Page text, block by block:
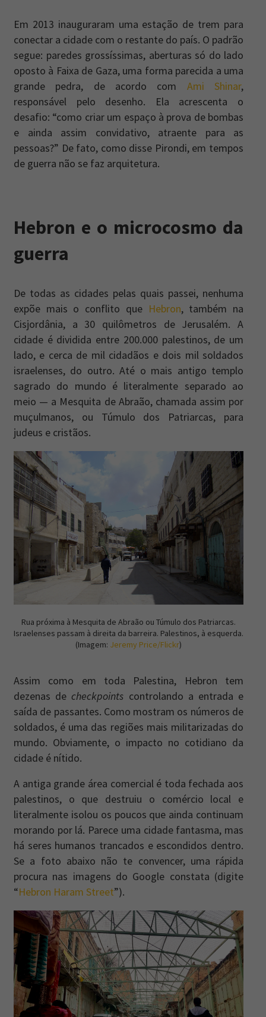
Em 2013 inauguraram uma estação de trem para
conectar a cidade com o restante do país. O padrão
segue: paredes grossíssimas, aberturas só do lado
oposto à Faixa de Gaza, uma forma parecida a uma
grande pedra, de acordo com Ami Shinar,
responsável pelo desenho. Ela acrescenta o
desafio: “como criar um espaço à prova de bombas
e ainda assim convidativo, atraente para as
pessoas?” De fato, como disse Pirondi, em tempos
de guerra não se faz arquitetura.
Hebron e o microcosmo da
guerra
De todas as cidades pelas quais passei, nenhuma
expõe mais o conflito que Hebron, também na
Cisjordânia, a 30 quilômetros de Jerusalém. A
cidade é dividida entre 200.000 palestinos, de um
lado, e cerca de mil cidadãos e dois mil soldados
israelenses, do outro. Até o mais antigo templo
sagrado do mundo é literalmente separado ao
meio — a Mesquita de Abraão, chamada assim por
muçulmanos, ou Túmulo dos Patriarcas, para
judeus e cristãos.
Rua próxima à Mesquita de Abraão ou Túmulo dos Patriarcas.
Israelenses passam à direita da barreira. Palestinos, à esquerda.
(Imagem: Jeremy Price/Flickr)
Assim como em toda Palestina, Hebron tem
dezenas decheckpoints controlando a entrada e
saída de passantes. Como mostram os números de
soldados, é uma das regiões mais militarizadas do
mundo. Obviamente, o impacto no cotidiano da
cidade é nítido.
A antiga grande área comercial é toda fechada aos
palestinos, o que destruiu o comércio local e
literalmente isolou os poucos que ainda continuam
morando por lá. Parece uma cidade fantasma, mas
há seres humanos trancados e escondidos dentro.
Se a foto abaixo não te convencer, uma rápida
procura nas imagens do Google constata (digite
“Hebron Haram Street”).